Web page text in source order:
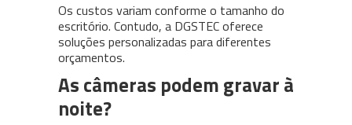
Os custos variam conforme o tamanho do
escritório. Contudo, a DGSTEC oferece
soluções personalizadas para diferentes
orçamentos.
As câmeras podem gravar à
noite?